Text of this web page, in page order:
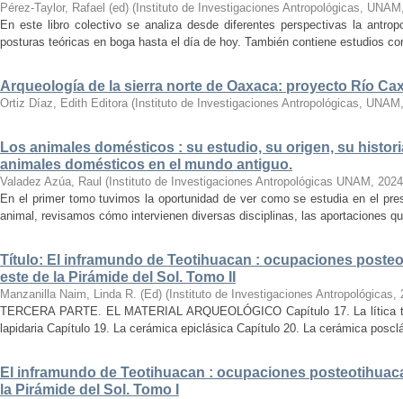
Pérez-Taylor, Rafael (ed) ( Instituto de Investigaciones Antropológicas, UNAM
En este libro colectivo se analiza desde diferentes perspectivas la
posturas teóricas en boga hasta el día de hoy. También contiene estudios
Arqueología de la sierra norte de Oaxaca: proyecto Río
Ortiz Díaz, Edith Editora ( Instituto de Investigaciones Antropológicas, UNAM
Los animales domésticos : su estudio, su origen, su
animales domésticos en el mundo antiguo.
Valadez Azúa, Raul ( Instituto de Investigaciones Antropológicas UNAM , 2024
En el primer tomo tuvimos la oportunidad de ver como se estudia en el
animal, revisamos cómo intervienen diversas disciplinas, las aportaciones
Título: El inframundo de Teotihuacan : ocupaciones
este de la Pirámide del Sol. Tomo II
Manzanilla Naim, Linda R. (Ed) ( Instituto de Investigaciones Antropológicas,
TERCERA PARTE. EL MATERIAL ARQUEOLÓGICO Capítulo 17. La
lapidaria Capítulo 19. La cerámica epiclásica Capítulo 20. La cerámica
El inframundo de Teotihuacan : ocupaciones
la Pirámide del Sol. Tomo I